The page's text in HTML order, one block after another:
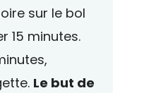
sur le bol
15 minutes.
Le but de